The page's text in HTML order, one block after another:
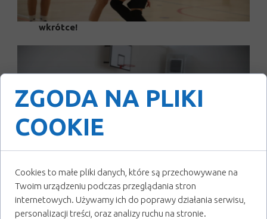
25 stycznia 2026
Brawo drużyna! Kolejne wyzwania już
wkrótce!
ZGODA NA PLIKI
COOKIE
Cookies to małe pliki danych, które są przechowywane na
Twoim urządzeniu podczas przeglądania stron
internetowych. Używamy ich do poprawy działania serwisu,
personalizacji treści, oraz analizy ruchu na stronie.